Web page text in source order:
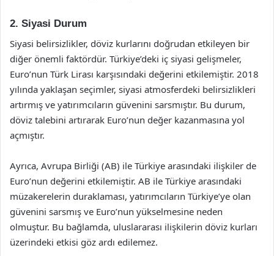
2. Siyasi Durum
Siyasi belirsizlikler, döviz kurlarını doğrudan etkileyen bir
diğer önemli faktördür. Türkiye’deki iç siyasi gelişmeler,
Euro’nun Türk Lirası karşısındaki değerini etkilemiştir. 2018
yılında yaklaşan seçimler, siyasi atmosferdeki belirsizlikleri
artırmış ve yatırımcıların güvenini sarsmıştır. Bu durum,
döviz talebini artırarak Euro’nun değer kazanmasına yol
açmıştır.
Ayrıca, Avrupa Birliği (AB) ile Türkiye arasındaki ilişkiler de
Euro’nun değerini etkilemiştir. AB ile Türkiye arasındaki
müzakerelerin duraklaması, yatırımcıların Türkiye’ye olan
güvenini sarsmış ve Euro’nun yükselmesine neden
olmuştur. Bu bağlamda, uluslararası ilişkilerin döviz kurları
üzerindeki etkisi göz ardı edilemez.